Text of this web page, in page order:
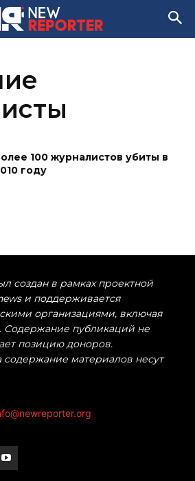
100 журналистов убиты в
году
создан в рамках проектной
и поддерживается
организациями, включая
Содержание публикаций не
позицию доноров.
содержание материалов несут